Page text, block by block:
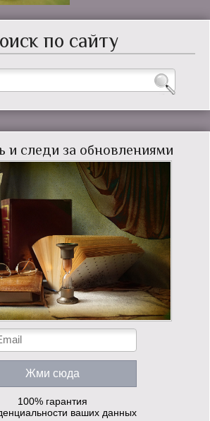
по сайту
и следи за обновлениями
100% гарантия
ваших данных